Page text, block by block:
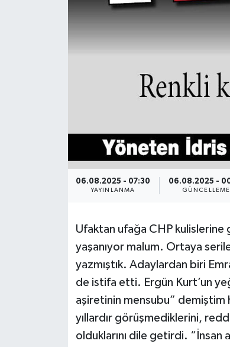
06.08.2025 - 07:30
YAYINLANMA
06.08.2025 -
GÜNCELLEME
Ufaktan ufağa CHP
yaşanıyor malum. Ortaya
yazmıştık. Adaylardan biri
de istifa etti. Ergün Kurt’un
aşiretinin mensubu” demiştim
yıllardır görüşmediklerini,
olduklarını dile getirdi. “İnsan
VİDEO HABERLER
YAZARLAR
MAGAZİN